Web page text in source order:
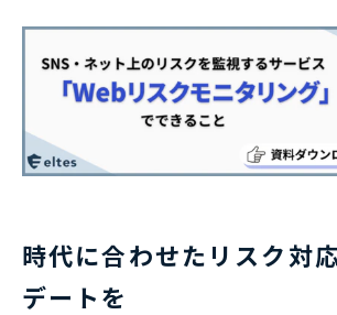
時代に合わせたリスク対
デートを